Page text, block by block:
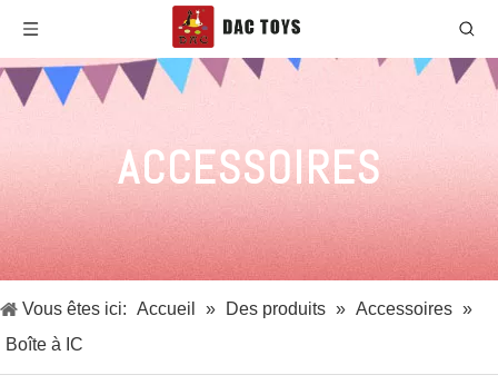
ACCESSOIRES
Vous êtes ici: Accueil » Des produits » Accessoires »
Boîte à IC